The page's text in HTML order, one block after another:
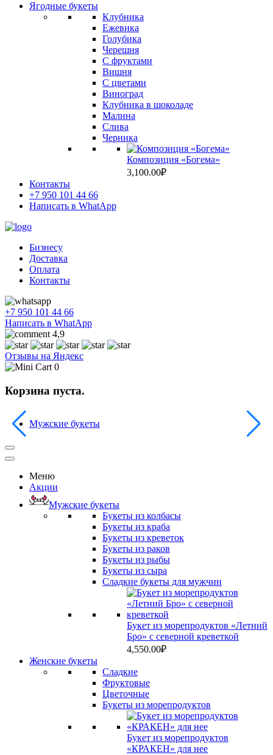
Ягодные букеты
Клубника
Ежевика
Голубика
Черешня
С фруктами
Вишня
C цветами
Виноград
Клубника в шоколаде
Малина
Слива
Черника
Композиция «Богема»
3,100.00₽
Контакты
+7 950 101 44 66
Написать в WhatApp
Бизнесу
Доставка
Оплата
Контакты
+7 950 101 44 66
Написать в WhatApp
4,9
Отзывы на Яндекс
0
Корзина пуста.
Мужские букеты
Меню
Акции
Мужские букеты
Букеты из колбасы
Букеты из краба
Букеты из креветок
Букеты из раков
Букеты из рыбы
Букеты из сыра
Сладкие букеты для мужчин
Букет из морепродуктов «Летний
Бро» с северной креветкой
4,550.00₽
Женские букеты
Сладкие
Фруктовые
Цветочные
Букеты из морепродуктов
Букет из морепродуктов
«КРАКЕН» для нее